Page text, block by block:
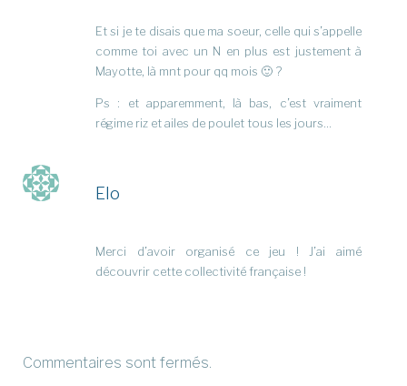
Et si je te disais que ma soeur, celle qui s’appelle
comme toi avec un N en plus est justement à
Mayotte, là mnt pour qq mois 🙂 ?
Ps : et apparemment, là bas, c’est vraiment
régime riz et ailes de poulet tous les jours…
Elo
Merci d’avoir organisé ce jeu ! J’ai aimé
découvrir cette collectivité française !
Commentaires sont fermés.